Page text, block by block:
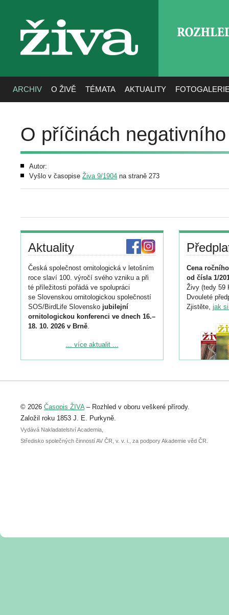
živa
ARCHIV O ŽIVĚ TÉMATA AKTUALITY
O příčinách
Autor:
Vyšlo v časopise Živa 9/1904 na straně 273
Aktuality
Česká společnost ornitologická v letošním
roce slaví 100. výročí svého vzniku a při
té příležitosti pořádá ve spolupráci
se Slovenskou ornitologickou společností
SOS/BirdLife Slovensko jubilejní
ornitologickou konferenci ve dnech 16.–
18. 10. 2026 v Brně.
Podrobnější informace ke konferenci
Registrovat se můžete do 6. září.
abstraktu přihlášené přednášky nebo
posteru je už 30. června.
... více aktualit ...
Cena
od čísla 1/
Živy (tedy 59
Dvouleté
Zjistěte, jak
© 2026 Časopis ŽIVA– Rozhled v oboru veškeré přírody.
Založil roku 1853 J. E. Purkyně.
Vydává Nakladatelství Academia,
Středisko společných činností AV ČR, v. v. i., za podpory Akademie věd ČR.